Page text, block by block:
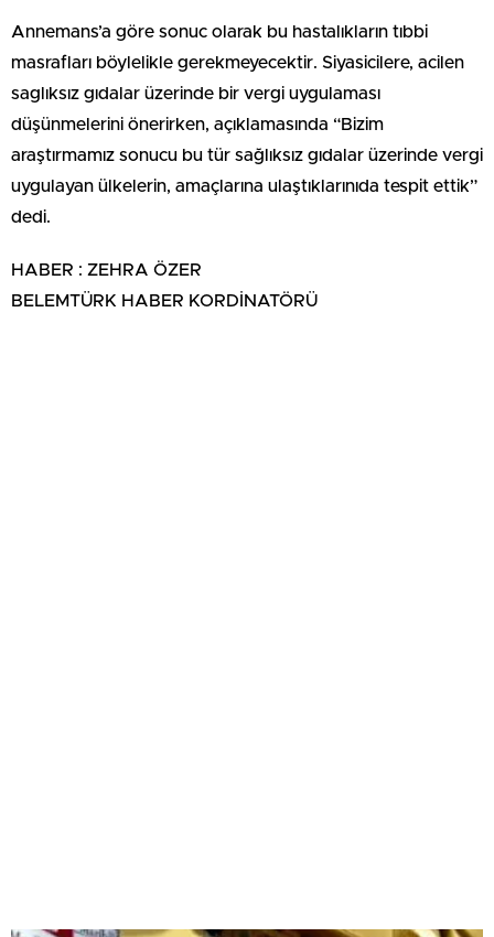
Annemans’a göre sonuc olarak bu hastalıkların tıbbi
masrafları böylelikle gerekmeyecektir. Siyasicilere, acilen
saglıksız gıdalar üzerinde bir vergi uygulaması
düşünmelerini önerirken, açıklamasında “Bizim
araştırmamız sonucu bu tür sağlıksız gıdalar üzerinde vergi
uygulayan ülkelerin, amaçlarına ulaştıklarınıda tespit ettik”
dedi.
HABER : ZEHRA ÖZER
BELEMTÜRK HABER KORDİNATÖRÜ